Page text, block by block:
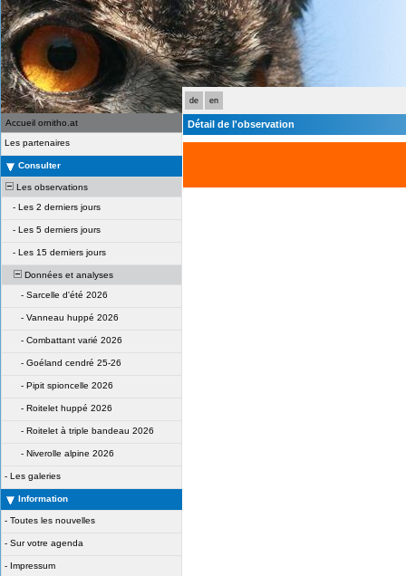
de en
Accueil ornitho.at
Les partenaires
Consulter
Les observations
- Les 2 derniers jours
- Les 5 derniers jours
- Les 15 derniers jours
Données et analyses
- Sarcelle d'été 2026
- Vanneau huppé 2026
- Combattant varié 2026
- Goéland cendré 25-26
- Pipit spioncelle 2026
- Roitelet huppé 2026
- Roitelet à triple bandeau 2026
- Niverolle alpine 2026
- Les galeries
Information
- Toutes les nouvelles
- Sur votre agenda
- Impressum
Détail de l'observation